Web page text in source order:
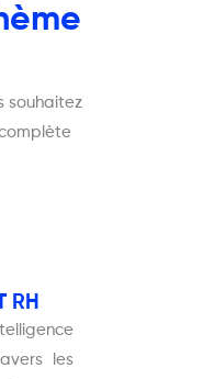
souhaitez
RH
les